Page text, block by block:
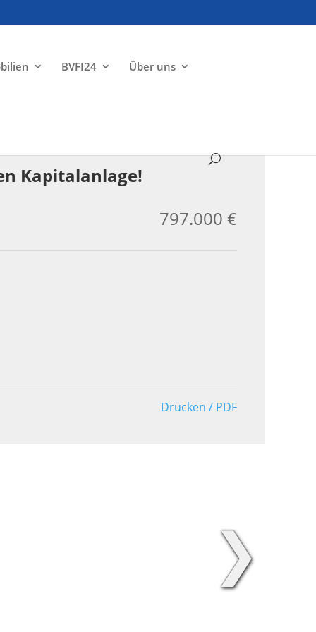
BVFI24 Über uns
Kapitalanlage!
797.000 €
Drucken / PDF
❯